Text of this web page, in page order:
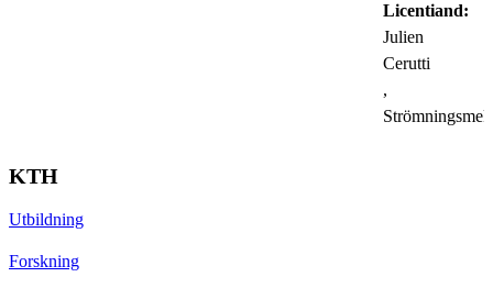
Licentiand:
Julien
Cerutti
,
KTH
Utbildning
Forskning